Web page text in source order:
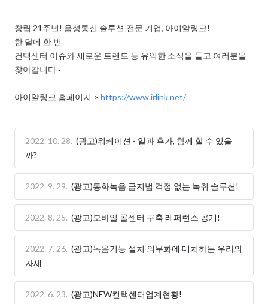
창립 21주년! 음성통신 솔루션 전문 기업, 아이알링크!
한 달에 한 번
컨택센터 이슈와 새로운 트렌드 등 유익한 소식을 들고 여러분을
찾아갑니다~
아이알링크 홈페이지 > https://www.irlink.net/
2022. 10. 28. (광고)워케이션 - 일과 휴가, 함께 할 수 있을
까?
2022. 9. 29. (광고)통화녹음 금지법 걱정 없는 녹취 솔루션!
2022. 8. 25. (광고)모바일 콜센터 구축 레퍼런스 공개!
2022. 7. 26. (광고)녹음기능 설치 의무화에 대처하는 우리의
자세
2022. 6. 23. (광고)NEW컨택센터업계현황!